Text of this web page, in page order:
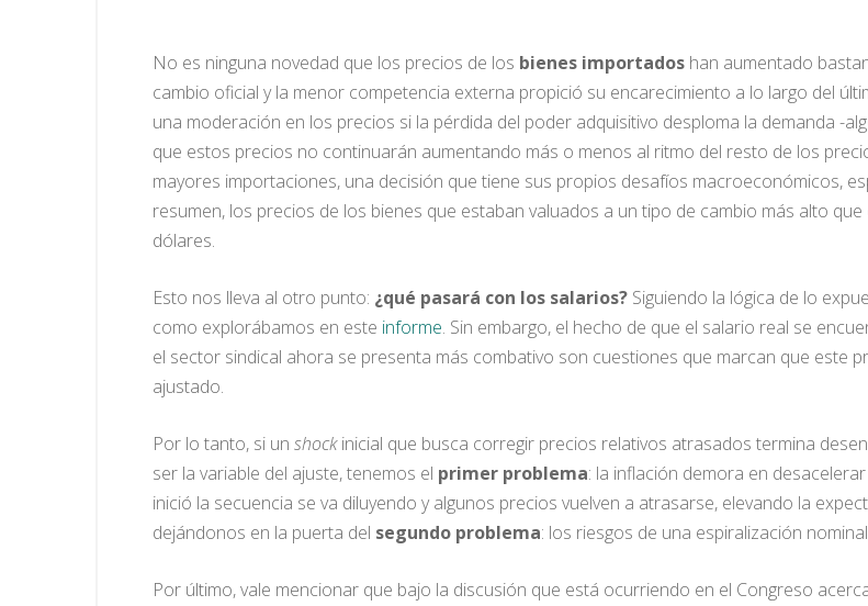
No es ninguna novedad que los precios de los bienes importados han aumentado
cambio oficial y la menor competencia externa propició su encarecimiento a lo largo del
una moderación en los precios si la pérdida del poder adquisitivo desploma la demanda -
que estos precios no continuarán aumentando más o menos al ritmo del resto de los
mayores importaciones, una decisión que tiene sus propios desafíos macroeconómicos,
resumen, los precios de los bienes que estaban valuados a un tipo de cambio más alto
dólares.
Esto nos lleva al otro punto: ¿qué pasará con los salarios? Siguiendo la lógica de lo
como explorábamos en este informe. Sin embargo, el hecho de que el salario real se
el sector sindical ahora se presenta más combativo son cuestiones que marcan que este
ajustado.
Por lo tanto, si un shockinicial que busca corregir precios relativos atrasados termina
ser la variable del ajuste, tenemos el primer problema: la inflación demora en
inició la secuencia se va diluyendo y algunos precios vuelven a atrasarse, elevando la
dejándonos en la puerta del segundo problema: los riesgos de una espiralización
Por último, vale mencionar que bajo la discusión que está ocurriendo en el Congreso